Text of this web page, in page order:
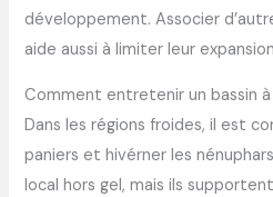
développement. Associer
aide aussi à limiter leur
Comment entretenir un bassin à
Dans les régions froides, il est
paniers et hivérner les
local hors gel, mais ils